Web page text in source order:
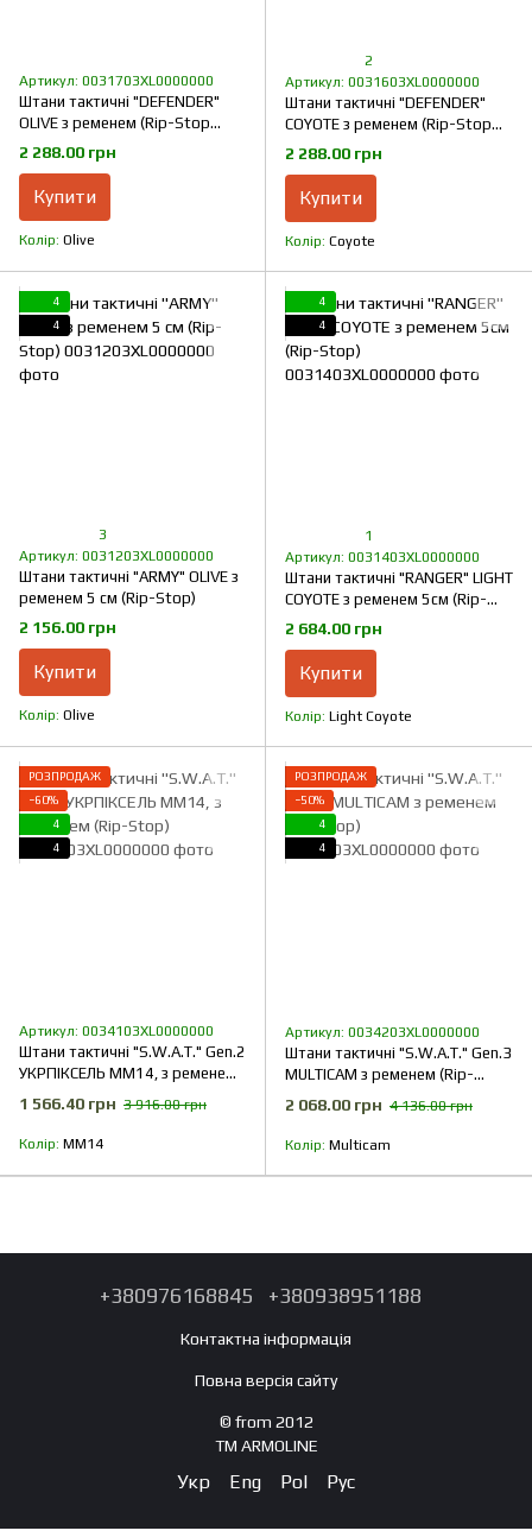
Артикул: 0031703XL0000000
Штани тактичні "DEFENDER"
OLIVE з ременем (Rip-Stop
Стрейч)
2 288.00 грн
Купити
Колір Olive
2
Артикул: 0031603XL0000000
Штани тактичні "DEFENDER"
COYOTE з ременем (Rip-Stop
Стрейч)
2 288.00 грн
Купити
Колір Coyote
4
4
3
Артикул: 0031203XL0000000
Штани тактичні "ARMY" OLIVE з
ременем 5 см (Rip-Stop)
2 156.00 грн
Купити
Колір Olive
4
4
1
Артикул: 0031403XL0000000
Штани тактичні "RANGER" LIGHT
COYOTE з ременем 5см (Rip-
Stop)
2 684.00 грн
Купити
Колір Light Coyote
РОЗПРОДАЖ
−60%
4
4
Артикул: 0034103XL0000000
Штани тактичні "S.W.A.T." Gen.2
УКРПІКСЕЛЬ ММ14, з ременем
(Rip-Stop)
1 566.40 грн 3 916.00 грн
Колір ММ14
РОЗПРОДАЖ
−50%
4
4
Артикул: 0034203XL0000000
Штани тактичні "S.W.A.T." Gen.3
MULTICAM з ременем (Rip-
Stop)
2 068.00 грн 4 136.00 грн
Колір Multicam
+380976168845 +380938951188
Контактна інформація
Повна версія сайту
© from 2012
TM ARMOLINE
Укр Eng Pol Рус